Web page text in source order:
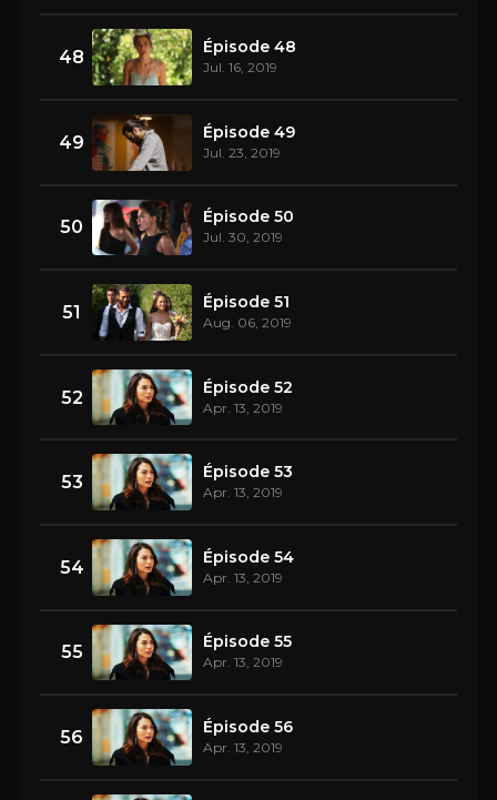
48 Épisode 48
Jul. 16, 2019
49 Épisode 49
Jul. 23, 2019
50 Épisode 50
Jul. 30, 2019
51 Épisode 51
Aug. 06, 2019
52 Épisode 52
Apr. 13, 2019
53 Épisode 53
Apr. 13, 2019
54 Épisode 54
Apr. 13, 2019
55 Épisode 55
Apr. 13, 2019
56 Épisode 56
Apr. 13, 2019